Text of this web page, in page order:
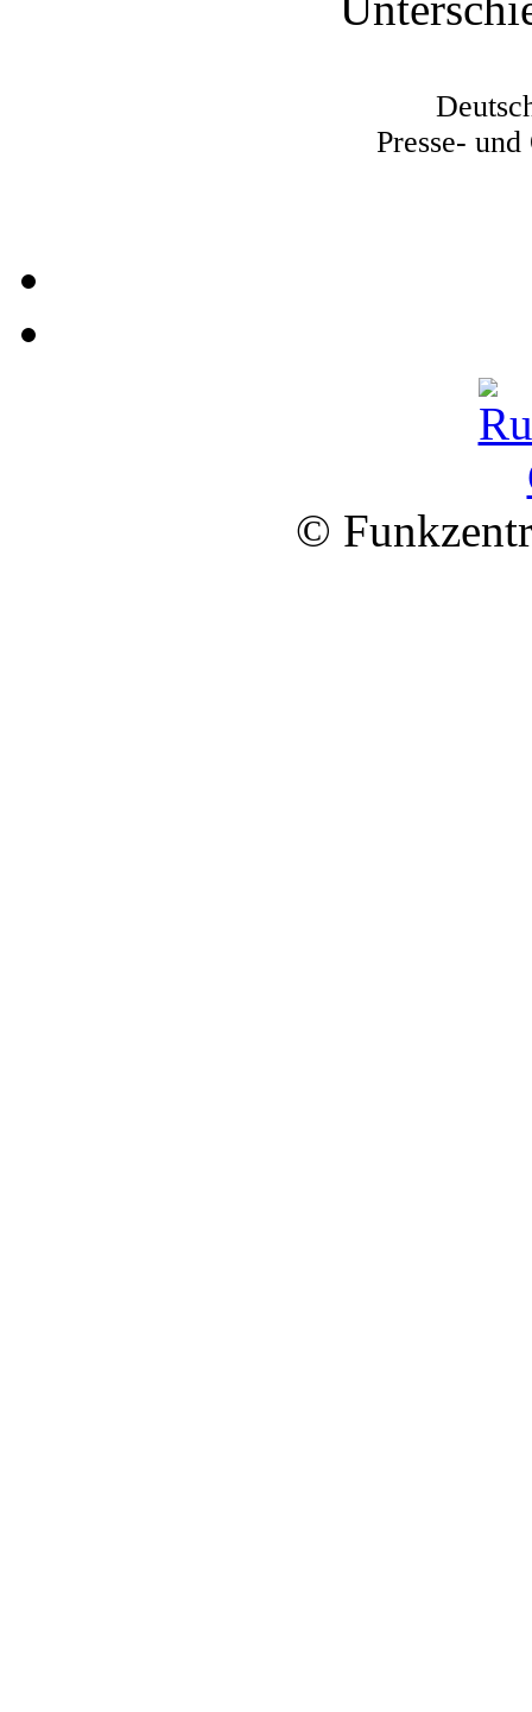
Presse-
©